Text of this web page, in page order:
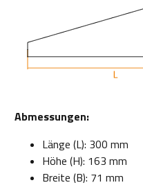
Abmessungen:
Länge (L): 300 mm
Höhe (H): 163 mm
Breite (B): 71 mm